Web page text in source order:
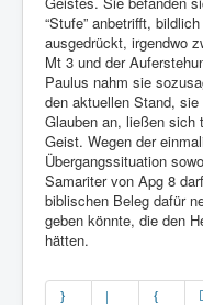
“Stufe” anbetrifft,
ausgedrückt, irgendwo
Mt 3 und der
Paulus nahm sie
den aktuellen Stand,
Glauben an, ließen sich
Geist. Wegen der
Übergangssituation
Samariter von Apg 8
biblischen Beleg dafür
geben könnte, die den
hätten.